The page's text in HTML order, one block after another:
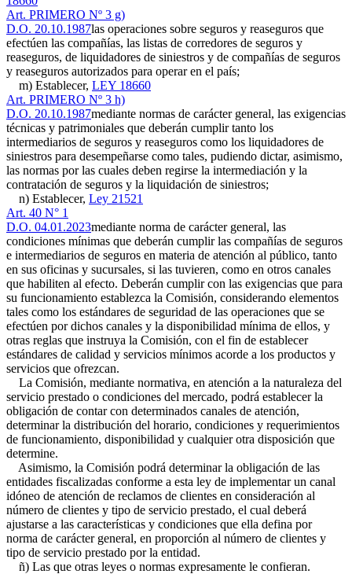
Art. PRIMERO Nº 3 g)
D.O. 20.10.1987las operaciones sobre seguros y reaseguros que
efectúen las compañías, las listas de corredores de seguros y
reaseguros, de liquidadores de siniestros y de compañías de seguros
y reaseguros autorizados para operar en el país;
m) Establecer, LEY 18660
Art. PRIMERO Nº 3 h)
D.O. 20.10.1987mediante normas de carácter general, las exigencias
técnicas y patrimoniales que deberán cumplir tanto los
intermediarios de seguros y reaseguros como los liquidadores de
siniestros para desempeñarse como tales, pudiendo dictar, asimismo,
las normas por las cuales deben regirse la intermediación y la
contratación de seguros y la liquidación de siniestros;
n) Establecer, Ley 21521
Art. 40 N° 1
D.O. 04.01.2023mediante norma de carácter general, las
condiciones mínimas que deberán cumplir las compañías de seguros
e intermediarios de seguros en materia de atención al público, tanto
en sus oficinas y sucursales, si las tuvieren, como en otros canales
que habiliten al efecto. Deberán cumplir con las exigencias que para
su funcionamiento establezca la Comisión, considerando elementos
tales como los estándares de seguridad de las operaciones que se
efectúen por dichos canales y la disponibilidad mínima de ellos, y
otras reglas que instruya la Comisión, con el fin de establecer
estándares de calidad y servicios mínimos acorde a los productos y
servicios que ofrezcan.
La Comisión, mediante normativa, en atención a la naturaleza del
servicio prestado o condiciones del mercado, podrá establecer la
obligación de contar con determinados canales de atención,
determinar la distribución del horario, condiciones y requerimientos
de funcionamiento, disponibilidad y cualquier otra disposición que
determine.
Asimismo, la Comisión podrá determinar la obligación de las
entidades fiscalizadas conforme a esta ley de implementar un canal
idóneo de atención de reclamos de clientes en consideración al
número de clientes y tipo de servicio prestado, el cual deberá
ajustarse a las características y condiciones que ella defina por
norma de carácter general, en proporción al número de clientes y
tipo de servicio prestado por la entidad.
ñ) Las que otras leyes o normas expresamente le confieran.